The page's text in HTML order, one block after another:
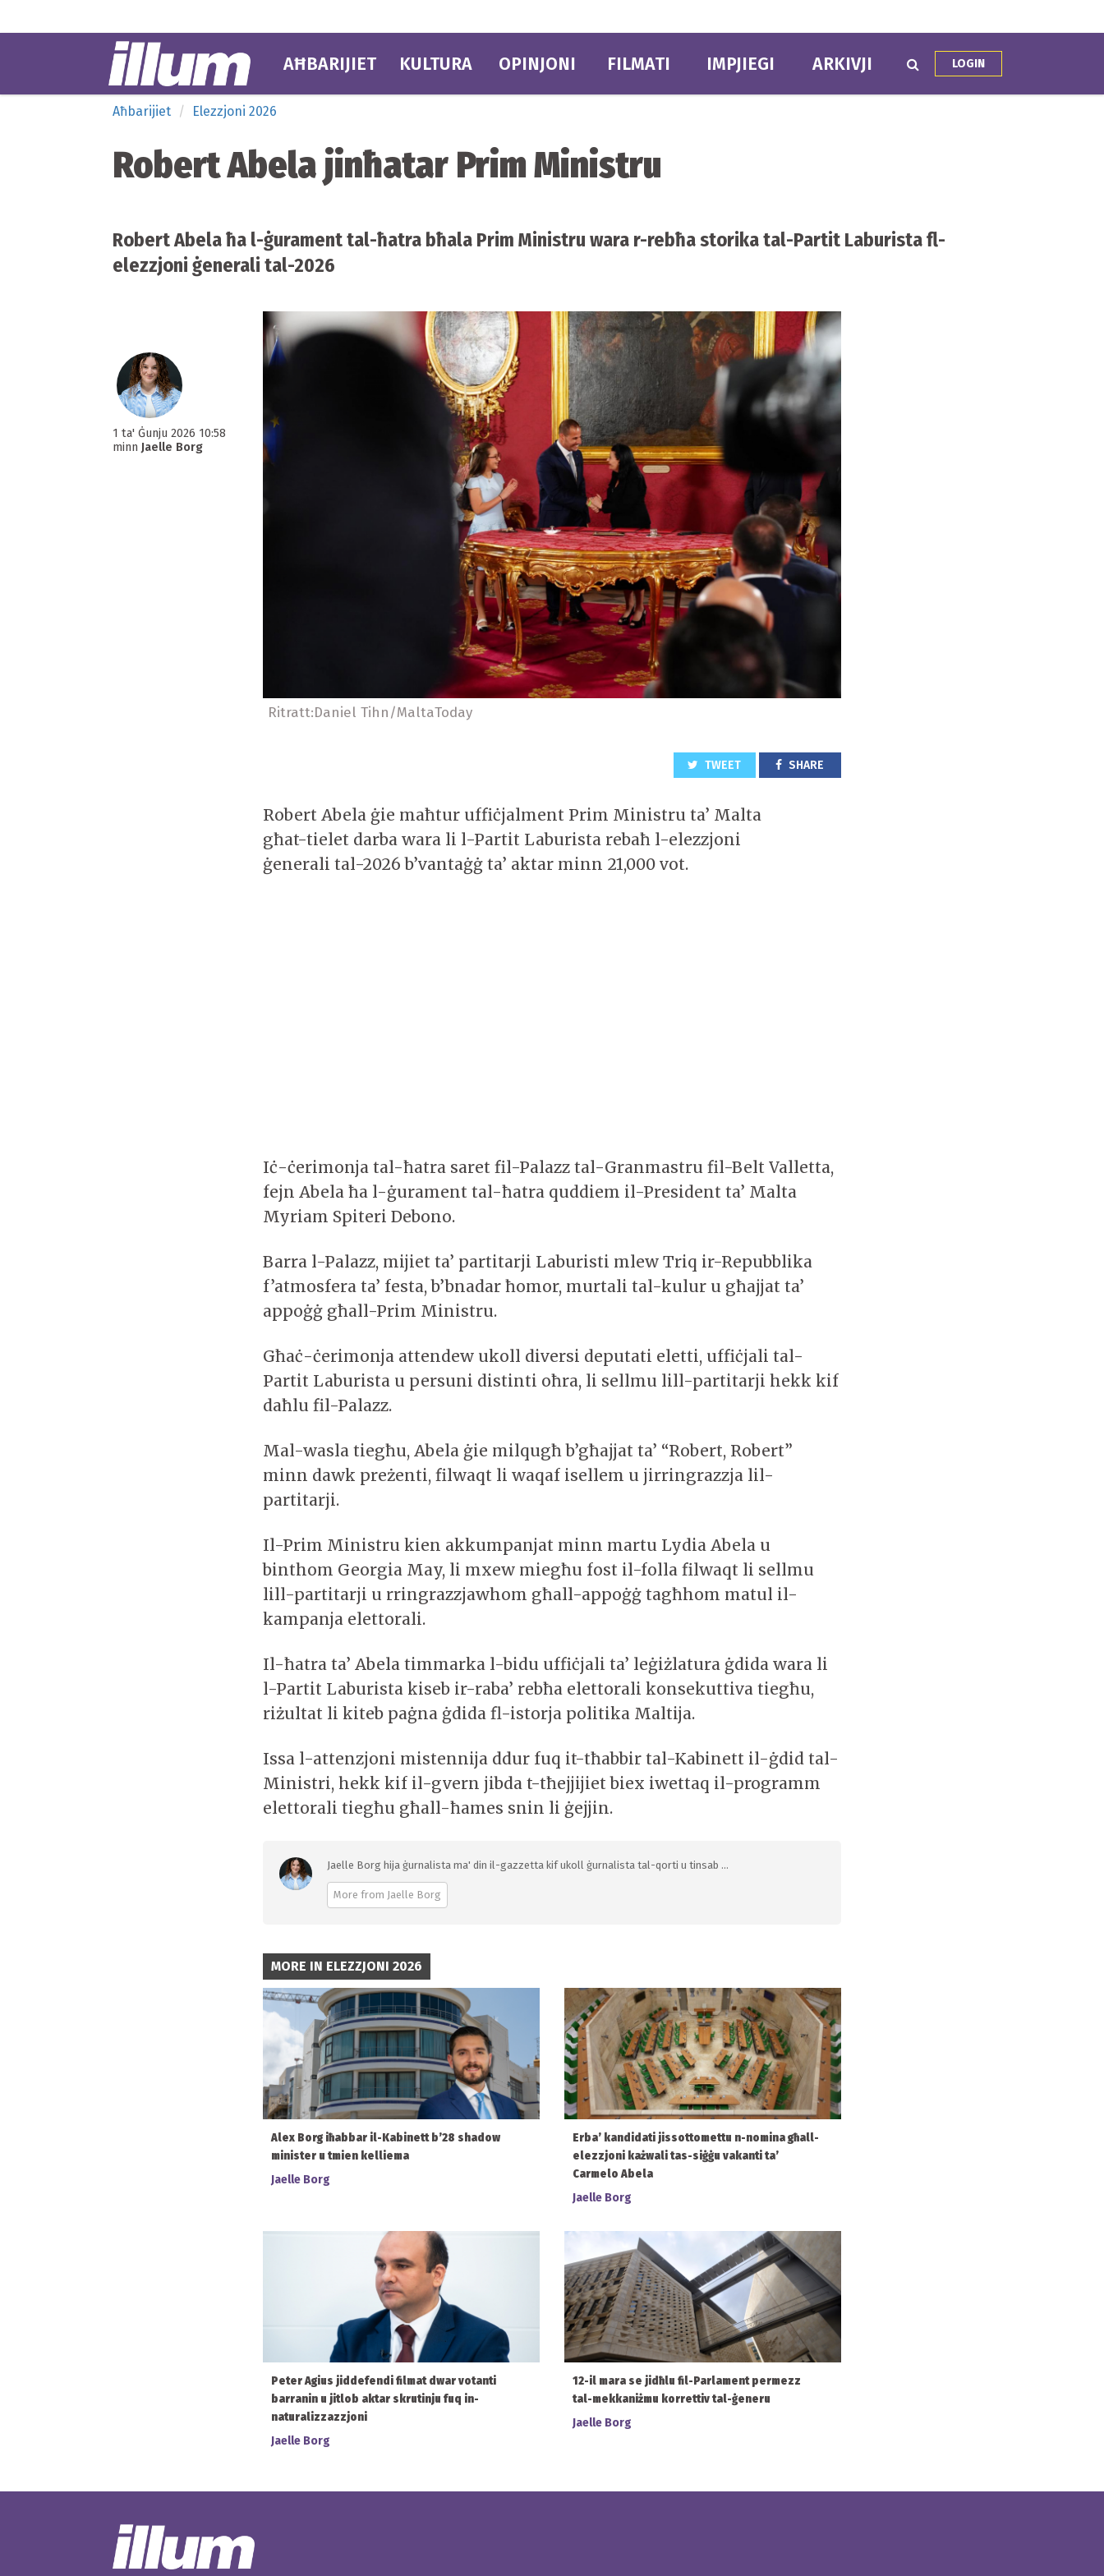
AĦBARIJIET KULTURA OPINJONI FILMATI IMPJIEGI ARKIVJI LOGIN
Aħbarijiet Elezzjoni 2026
Robert Abela jinħatar Prim Ministru
Robert Abela ħa l-ġurament tal-ħatra bħala Prim Ministru wara r-rebħa storika tal-Partit Laburista fl-
elezzjoni ġenerali tal-2026
1 ta' Ġunju 2026 10:58
minn Jaelle Borg
Ritratt:Daniel Tihn/MaltaToday
TWEET SHARE
Robert Abela ġie maħtur uffiċjalment Prim Ministru ta’ Malta
għat-tielet darba wara li l-Partit Laburista rebaħ l-elezzjoni
ġenerali tal-2026 b’vantaġġ ta’ aktar minn 21,000 vot.
Iċ-ċerimonja tal-ħatra saret fil-Palazz tal-Granmastru fil-Belt Valletta,
fejn Abela ħa l-ġurament tal-ħatra quddiem il-President ta’ Malta
Myriam Spiteri Debono.
Barra l-Palazz, mijiet ta’ partitarji Laburisti mlew Triq ir-Repubblika
f’atmosfera ta’ festa, b’bnadar ħomor, murtali tal-kulur u għajjat ta’
appoġġ għall-Prim Ministru.
Għaċ-ċerimonja attendew ukoll diversi deputati eletti, uffiċjali tal-
Partit Laburista u persuni distinti oħra, li sellmu lill-partitarji hekk kif
daħlu fil-Palazz.
Mal-wasla tiegħu, Abela ġie milqugħ b’għajjat ta’ “Robert, Robert”
minn dawk preżenti, filwaqt li waqaf isellem u jirringrazzja lil-
partitarji.
Il-Prim Ministru kien akkumpanjat minn martu Lydia Abela u
binthom Georgia May, li mxew miegħu fost il-folla filwaqt li sellmu
lill-partitarji u rringrazzjawhom għall-appoġġ tagħhom matul il-
kampanja elettorali.
Il-ħatra ta’ Abela timmarka l-bidu uffiċjali ta’ leġiżlatura ġdida wara li
l-Partit Laburista kiseb ir-raba’ rebħa elettorali konsekuttiva tiegħu,
riżultat li kiteb paġna ġdida fl-istorja politika Maltija.
Issa l-attenzjoni mistennija ddur fuq it-tħabbir tal-Kabinett il-ġdid tal-
Ministri, hekk kif il-gvern jibda t-tħejjijiet biex iwettaq il-programm
elettorali tiegħu għall-ħames snin li ġejjin.
Jaelle Borg hija ġurnalista ma' din il-gazzetta kif ukoll ġurnalista tal-qorti u tinsab ...
More from Jaelle Borg
MORE IN ELEZZJONI 2026
Alex Borg iħabbar il-Kabinett b’28 shadow
minister u tmien kelliema
Jaelle Borg
Erba’ kandidati jissottomettu n-nomina għall-
elezzjoni każwali tas-siġġu vakanti ta’
Carmelo Abela
Jaelle Borg
Peter Agius jiddefendi filmat dwar votanti
barranin u jitlob aktar skrutinju fuq in-
naturalizzazzjoni
Jaelle Borg
12-il mara se jidħlu fil-Parlament permezz
tal-mekkaniżmu korrettiv tal-ġeneru
Jaelle Borg